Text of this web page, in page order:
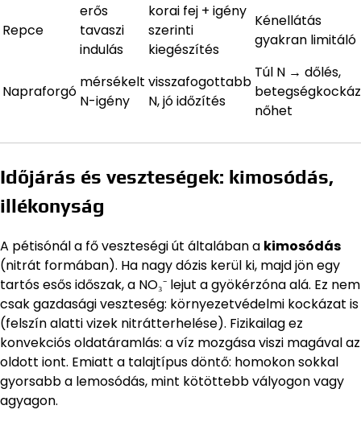
Repce
erős
tavaszi
indulás
korai fej + igény
szerinti
kiegészítés
Kénellátás
gyakran limitáló
Napraforgó
mérsékelt
N-igény
visszafogottabb
N, jó időzítés
Túl N → dőlés,
nőhet
Időjárás és veszteségek: kimosódás,
illékonyság
A pétisónál a fő veszteségi út általában a kimosódás
(nitrát formában). Ha nagy dózis kerül ki, majd jön egy
tartós esős időszak, a NO₃⁻ lejut a gyökérzóna alá. Ez nem
csak gazdasági veszteség: környezetvédelmi kockázat is
(felszín alatti vizek nitrátterhelése). Fizikailag ez
konvekciós oldatáramlás: a víz mozgása viszi magával az
oldott iont. Emiatt a talajtípus döntő: homokon sokkal
gyorsabb a lemosódás, mint kötöttebb vályogon vagy
agyagon.